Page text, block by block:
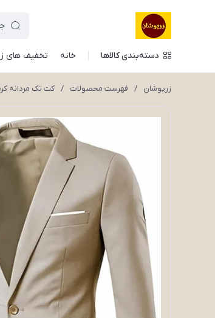
دسته‌بندی کالاها خانه تخفیف های
زرپوشان / فهرست محصولات / کت تک مردانه